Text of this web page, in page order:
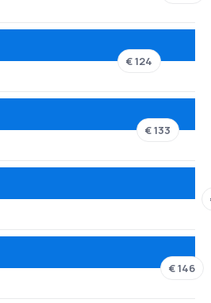
€ 124
€ 133
€ 146